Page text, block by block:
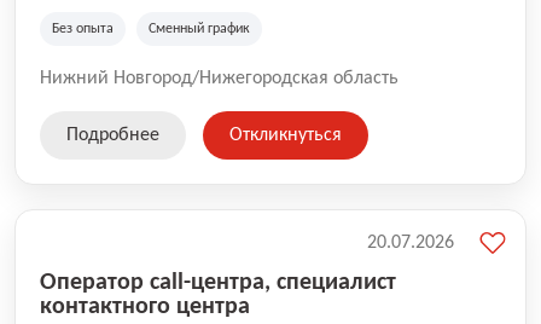
Без опыта Сменный график
Нижний Новгород/Нижегородская область
Подробнее Откликнуться
Оператор call-центра, специалист
контактного центра
20.07.2026